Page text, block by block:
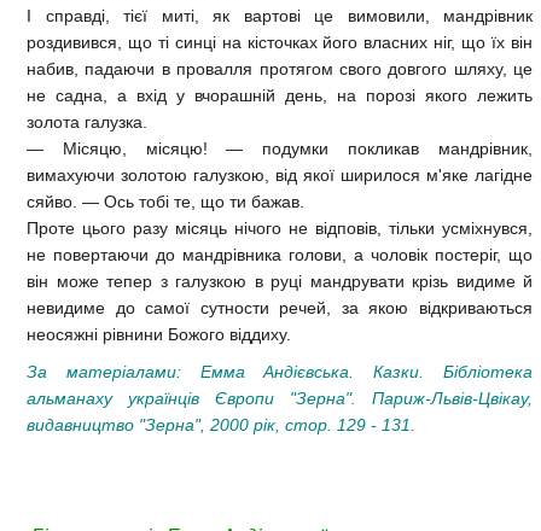
І справді, тієї миті, як вартові це вимовили, мандрівник
роздивився, що ті синці на кісточках його власних ніг, що їх він
набив, падаючи в провалля протягом свого довгого шляху, це
не садна, а вхід у вчорашній день, на порозі якого лежить
золота галузка.
— Місяцю, місяцю! — подумки покликав мандрівник,
вимахуючи золотою галузкою, від якої ширилося м'яке лагідне
сяйво. — Ось тобі те, що ти бажав.
Проте цього разу місяць нічого не відповів, тільки усміхнувся,
не повертаючи до мандрівника голови, а чоловік постеріг, що
він може тепер з галузкою в руці мандрувати крізь видиме й
невидиме до самої сутности речей, за якою відкриваються
неосяжні рівнини Божого віддиху.
За матеріалами: Емма Андієвська. Казки. Бібліотека
альманаху українців Європи "Зерна". Париж-Львів-Цвікау,
видавництво "Зерна", 2000 рік, стор. 129 - 131.